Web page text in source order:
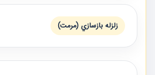
زلزله بازسازي (مرمت)